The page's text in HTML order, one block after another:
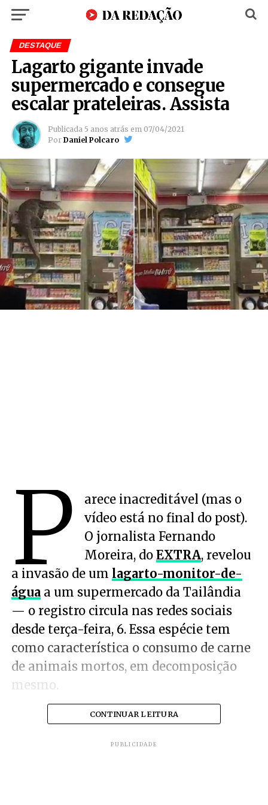
DESTAQUE
Lagarto gigante invade
supermercado e consegue
escalar prateleiras. Assista
Publicada 5 anos atrás em 07/04/2021
Por Daniel Polcaro
P
arece inacreditável (mas o
vídeo está no final do post).
O jornalista Fernando
Moreira, doEXTRA, revelou
a invasão de um lagarto-monitor-de-
águaa um supermercado da Tailândia
— o registro circula nas redes sociais
desde terça-feira, 6. Essa espécie tem
como característica o consumo de carne
de animais mortos, em decomposição
mesmo.
CONTINUAR LEITURA
PUBLICIDADE